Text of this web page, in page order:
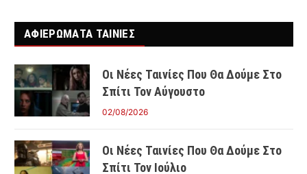
ΑΦΙΕΡΩΜΑΤΑ ΤΑΙΝΊΕΣ
Οι Νέες Ταινίες Που Θα Δούμε Στο
Σπίτι Τον Αύγουστο
02/08/2026
Οι Νέες Ταινίες Που Θα Δούμε Στο
Σπίτι Τον Ιούλιο